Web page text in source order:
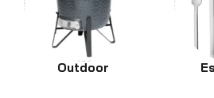
Outdoor